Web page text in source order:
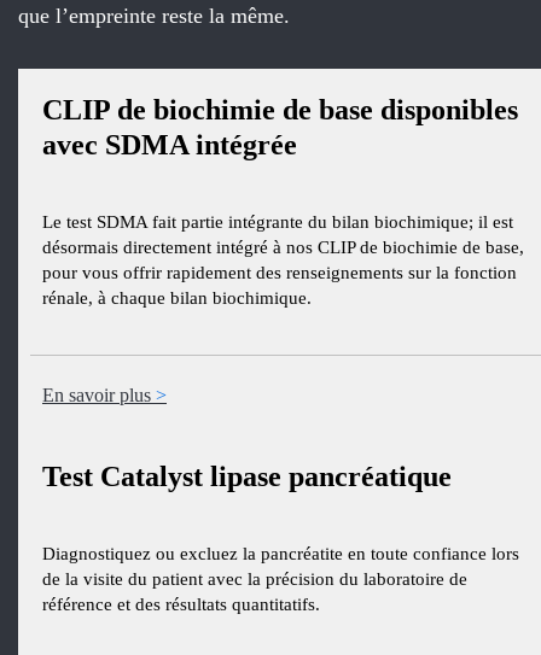
que l’empreinte reste la même.
CLIP de biochimie de base disponibles
avec SDMA intégrée
Le test SDMA fait partie intégrante du bilan biochimique; il est
désormais directement intégré à nos CLIP de biochimie de base,
pour vous offrir rapidement des renseignements sur la fonction
rénale, à chaque bilan biochimique.
En savoir plus
Test Catalyst lipase pancréatique
Diagnostiquez ou excluez la pancréatite en toute confiance lors
de la visite du patient avec la précision du laboratoire de
référence et des résultats quantitatifs.